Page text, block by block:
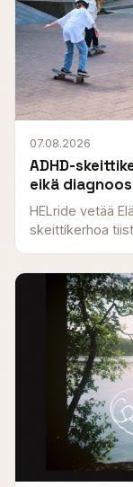
07.08.2026
ADHD-
eikä
HELride vetää
skeittikerhoa